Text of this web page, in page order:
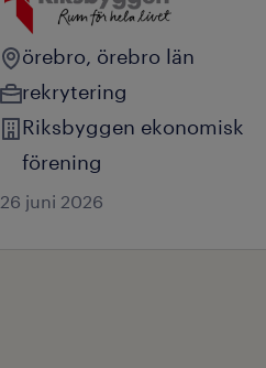
örebro, örebro län
rekrytering
Riksbyggen ekonomisk
förening
26 juni 2026